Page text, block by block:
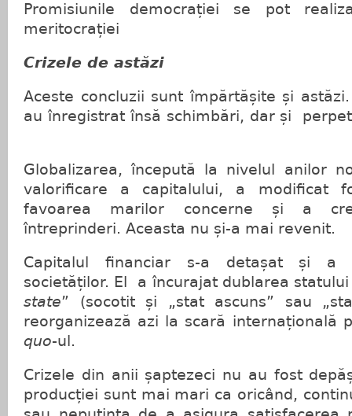
Promisiunile democrației se pot
meritocrației
Crizele de astăzi
Aceste concluzii sunt împărtășite și
au înregistrat însă schimbări, dar și
Globalizarea, începută la nivelul anilor
valorificare a capitalului, a modificat
favoarea marilor concerne și a
întreprinderi. Aceasta nu și-a mai revenit.
Capitalul financiar s-a detașat și a
societăților. El a încurajat dublarea
state” (socotit și „stat ascuns” sau
reorganizează azi la scară internațională
quo-ul.
Crizele din anii șaptezeci nu au fost
producției sunt mai mari ca oricând,